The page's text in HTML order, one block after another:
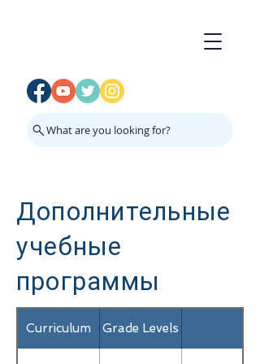
What are you looking for?
Дополнительные
учебные
программы
Curriculum Grade Levels